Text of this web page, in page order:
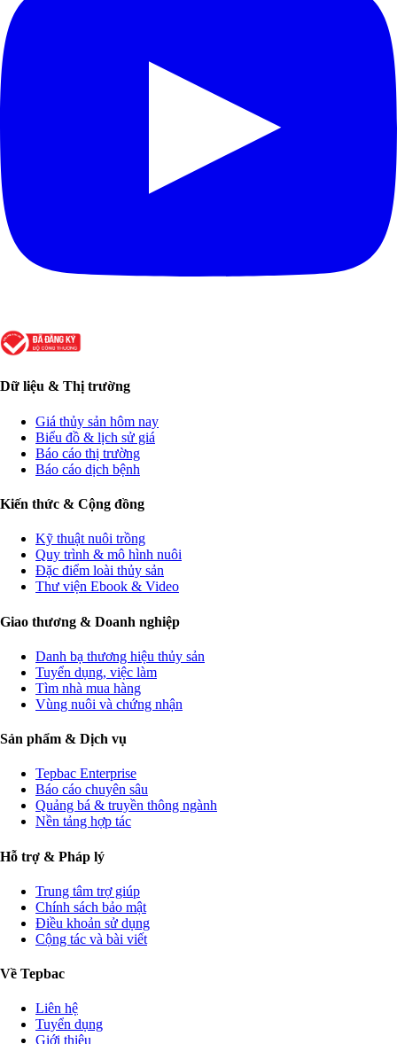
Dữ liệu & Thị trường
Giá thủy sản hôm nay
Biểu đồ & lịch sử giá
Báo cáo thị trường
Báo cáo dịch bệnh
Kiến thức & Cộng đồng
Kỹ thuật nuôi trồng
Quy trình & mô hình nuôi
Đặc điểm loài thủy sản
Thư viện Ebook & Video
Giao thương & Doanh nghiệp
Danh bạ thương hiệu thủy sản
Tuyển dụng, việc làm
Tìm nhà mua hàng
Vùng nuôi và chứng nhận
Sản phẩm & Dịch vụ
Tepbac Enterprise
Báo cáo chuyên sâu
Quảng bá & truyền thông ngành
Nền tảng hợp tác
Hỗ trợ & Pháp lý
Trung tâm trợ giúp
Chính sách bảo mật
Điều khoản sử dụng
Cộng tác và bài viết
Về Tepbac
Liên hệ
Tuyển dụng
Giới thiệu